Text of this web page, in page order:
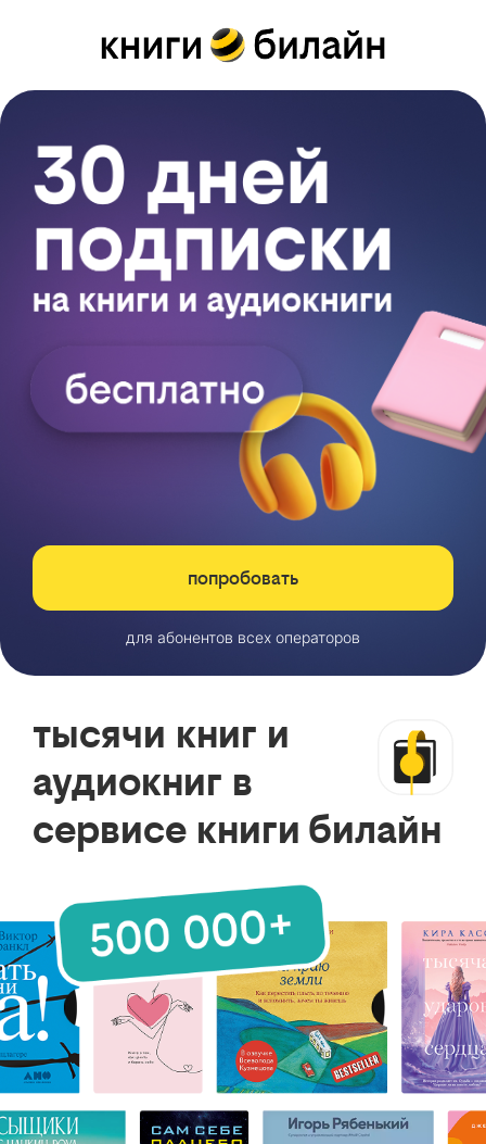
попробовать
для абонентов всех операторов
тысячи книг и
аудиокниг в
сервисе книги билайн